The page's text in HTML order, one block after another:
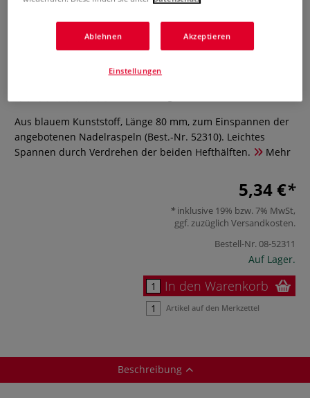
Nadelraspel-Halter
Aus blauem Kunststoff, Länge 80 mm, zum Einspannen der
angebotenen Nadelraspeln (Best.-Nr. 52310). Leichtes
Spannen durch Verdrehen der beiden Hefthälften.
Mehr
5,34 €
inklusive 19% bzw. 7% MwSt,
ggf. zuzüglich Versandkosten.
Bestell-Nr.08-52311
Auf Lager.
In den Warenkorb
Artikel auf den Merkzettel
Beschreibung
Ablehnen Akzeptieren
Einstellungen